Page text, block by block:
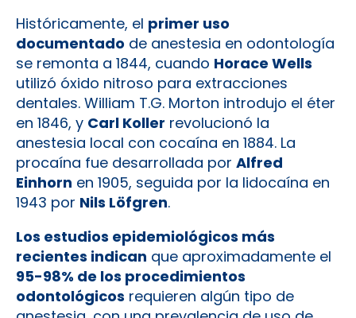
Históricamente, el primer uso
documentado de anestesia en odontología
se remonta a 1844, cuando Horace Wells
utilizó óxido nitroso para extracciones
dentales. William T.G. Morton introdujo el éter
en 1846, y Carl Koller revolucionó la
anestesia local con cocaína en 1884. La
procaína fue desarrollada por Alfred
Einhorn en 1905, seguida por la lidocaína en
1943 por Nils Löfgren.
Los estudios epidemiológicos más
recientes indican que aproximadamente el
95-98% de los procedimientos
odontológicos requieren algún tipo de